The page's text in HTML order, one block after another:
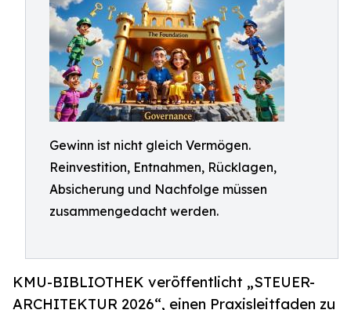
Gewinn ist nicht gleich Vermögen.
Reinvestition, Entnahmen, Rücklagen,
Absicherung und Nachfolge müssen
zusammengedacht werden.
KMU-BIBLIOTHEK veröffentlicht „STEUER-
ARCHITEKTUR 2026“, einen Praxisleitfaden zu